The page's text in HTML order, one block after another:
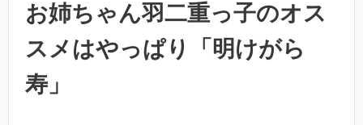
お姉ちゃん羽二重っ子のオス
スメはやっぱり「明けがら
寿」